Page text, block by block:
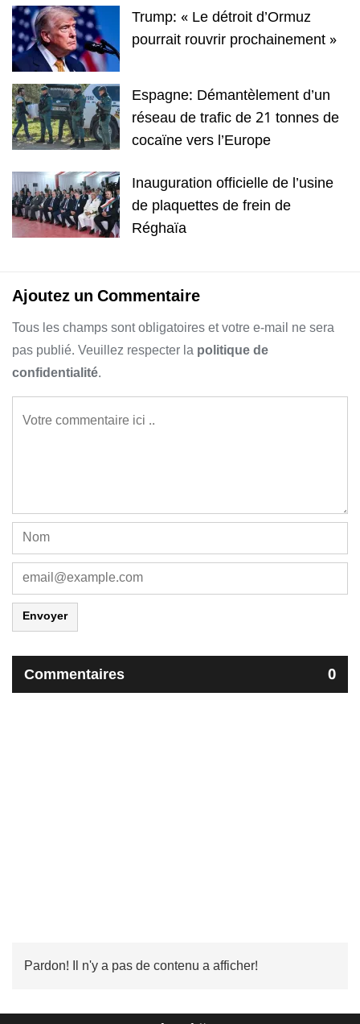
Trump: « Le détroit d’Ormuz
pourrait rouvrir prochainement »
Espagne: Démantèlement d’un
réseau de trafic de 21 tonnes de
cocaïne vers l’Europe
Inauguration officielle de l’usine
de plaquettes de frein de
Réghaïa
Ajoutez un Commentaire
Tous les champs sont obligatoires et votre e-mail ne sera
pas publié. Veuillez respecter lapolitique de
confidentialité.
Envoyer
Commentaires 0
Pardon! Il n'y a pas de contenu a afficher!